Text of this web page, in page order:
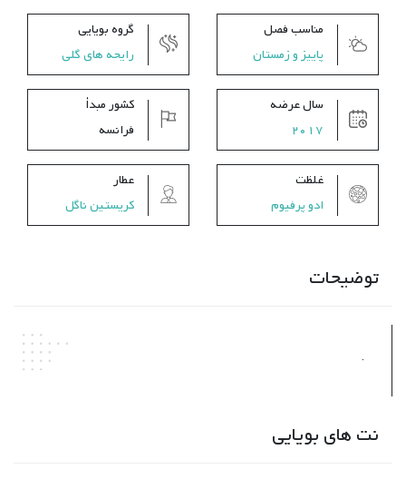
مناسب فصل
پاییز و زمستان
گروه بویایی
رایحه های گلی
سال عرضه
2017
کشور مبدأ
فرانسه
غلظت
ادو پرفیوم
عطار
کریستین ناگل
توضیحات
.
نت های بویایی